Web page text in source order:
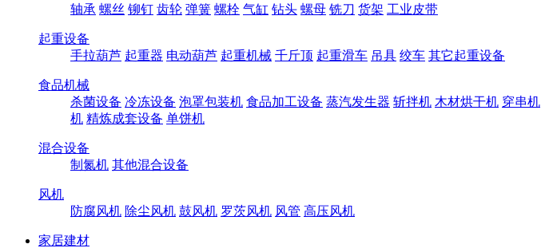
轴承 螺丝 铆钉 齿轮 弹簧 螺栓 气缸 钻头 螺母 铣刀 货架 工业皮带
起重设备
手拉葫芦 起重器 电动葫芦 起重机械 千斤顶 起重滑车 吊具 绞车 其它起重设备
食品机械
杀菌设备 冷冻设备 泡罩包装机 食品加工设备 蒸汽发生器 斩拌机 木材烘干机 穿串机
机 精炼成套设备 单饼机
混合设备
制氮机 其他混合设备
风机
防腐风机 除尘风机 鼓风机 罗茨风机 风管 高压风机
家居建材